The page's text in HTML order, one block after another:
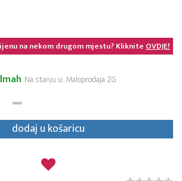
na nekom drugom mjestu? KlikniteOVDJE!
Na stanju u: Maloprodaja ZG
dodaj u košaricu